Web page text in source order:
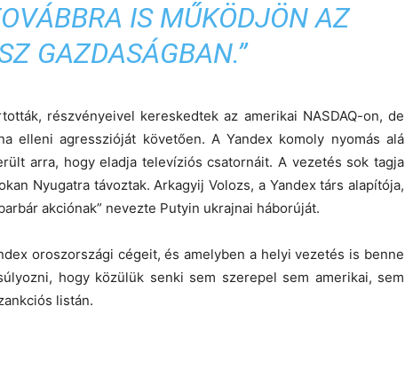
IS MŰKÖDJÖN AZ
GAZDASÁGBAN.”
részvényeivel kereskedtek az amerikai NASDAQ-on, de
elleni agresszióját követően. A Yandex komoly nyomás alá
arra, hogy eladja televíziós csatornáit. A vezetés sok tagja
Nyugatra távoztak. Arkagyij Volozs, a Yandex társ alapítója,
akciónak” nevezte Putyin ukrajnai háborúját.
oroszországi cégeit, és amelyben a helyi vezetés is benne
hogy közülük senki sem szerepel sem amerikai, sem
listán.